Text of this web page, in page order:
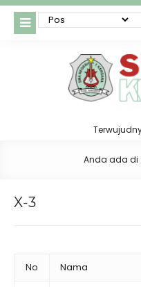
Terwujudnya
Anda ada di :
X-3
No Nama